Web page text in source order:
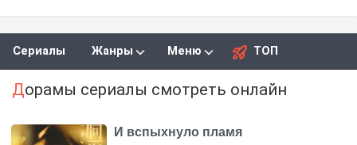
Сериалы Жанры Меню ТОП
Дорамы сериалы смотреть онлайн
И вспыхнуло пламя